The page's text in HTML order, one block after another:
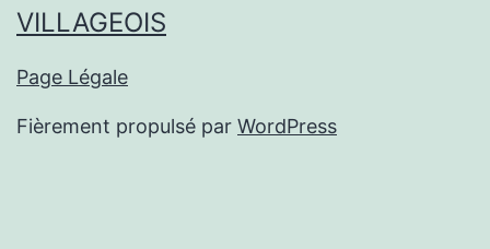
VILLAGEOIS
Page Légale
Fièrement propulsé par WordPress